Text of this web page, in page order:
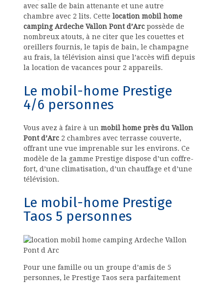
avec salle de bain attenante et une autre
chambre avec 2 lits. Cette location mobil home
camping Ardeche Vallon Pont d’Arc possède de
nombreux atouts, à ne citer que les couettes et
oreillers fournis, le tapis de bain, le champagne
au frais, la télévision ainsi que l’accès wifi depuis
la location de vacances pour 2 appareils.
Le mobil-home Prestige
4/6 personnes
Vous avez à faire à un mobil home près du Vallon
Pont d’Arc 2 chambres avec terrasse couverte,
offrant une vue imprenable sur les environs. Ce
modèle de la gamme Prestige dispose d’un coffre-
fort, d’une climatisation, d’un chauffage et d’une
télévision.
Le mobil-home Prestige
Taos 5 personnes
Pour une famille ou un groupe d’amis de 5
personnes, le Prestige Taos sera parfaitement